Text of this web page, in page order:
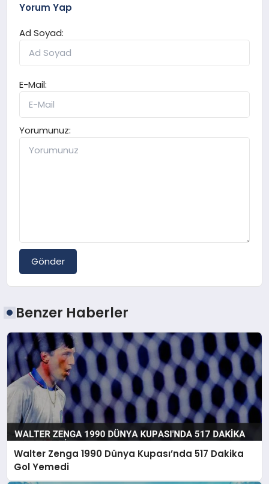
Yorum Yap
Ad Soyad:
E-Mail:
Yorumunuz:
Gönder
Benzer Haberler
Walter Zenga 1990 Dünya Kupası’nda 517 Dakika
Gol Yemedi